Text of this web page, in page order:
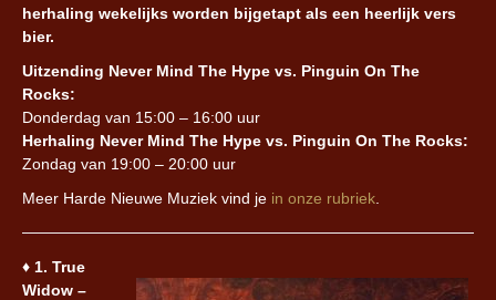
herhaling wekelijks worden bijgetapt als een heerlijk vers
bier.
Uitzending Never Mind The Hype vs. Pinguin On The
Rocks:
Donderdag van 15:00 – 16:00 uur
Herhaling Never Mind The Hype vs. Pinguin On The Rocks:
Zondag van 19:00 – 20:00 uur
Meer Harde Nieuwe Muziek vind je in onze rubriek
♦︎ 1. True
Widow –